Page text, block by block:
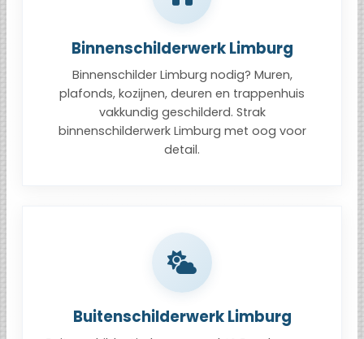
Binnenschilderwerk Limburg
Binnenschilder Limburg nodig? Muren,
plafonds, kozijnen, deuren en trappenhuis
vakkundig geschilderd. Strak
binnenschilderwerk Limburg met oog voor
detail.
Buitenschilderwerk Limburg